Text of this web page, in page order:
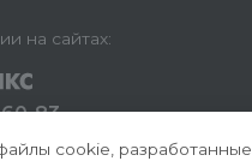
на сайтах:
83
cookie, разработанные